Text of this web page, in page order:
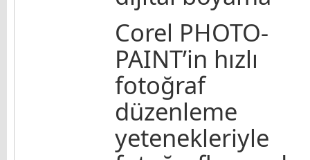
Corel PHOTO-
PAINT’in hızlı
fotoğraf
düzenleme
yetenekleriyle